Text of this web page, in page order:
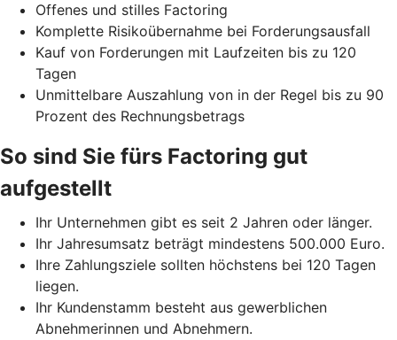
Offenes und stilles Factoring
Komplette Risikoübernahme bei Forderungsausfall
Kauf von Forderungen mit Laufzeiten bis zu 120
Tagen
Unmittelbare Auszahlung von in der Regel bis zu 90
Prozent des Rechnungsbetrags
So sind Sie fürs Factoring gut
aufgestellt
Ihr Unternehmen gibt es seit 2 Jahren oder länger.
Ihr Jahresumsatz beträgt mindestens 500.000 Euro.
Ihre Zahlungsziele sollten höchstens bei 120 Tagen
liegen.
Ihr Kundenstamm besteht aus gewerblichen
Abnehmerinnen und Abnehmern.